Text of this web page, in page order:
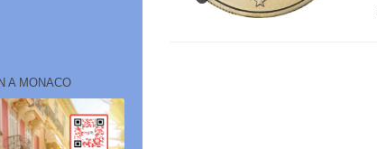
A MONACO